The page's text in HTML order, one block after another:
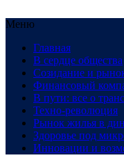
Меню
Главная
В сердце общества
Созидание и
Финансовый
В пути: все о
Техно-революция
Рынок жилья в
Здоровье под
Инновации и